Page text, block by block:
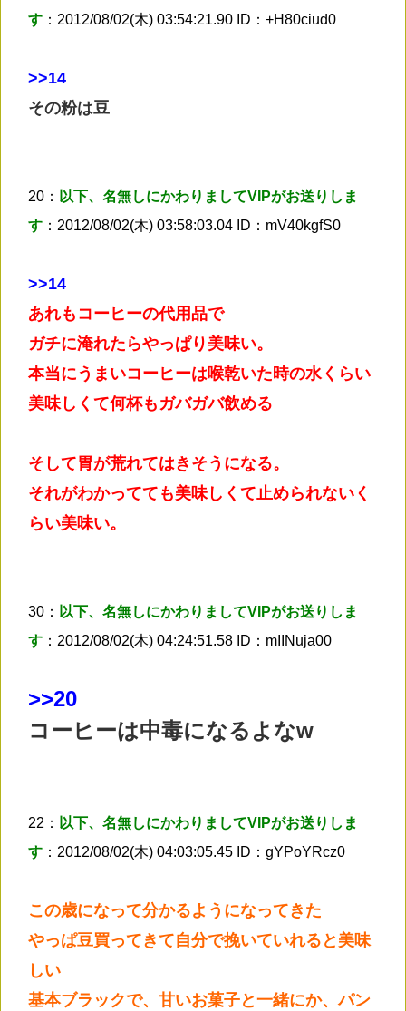
す ：2012/08/02(木) 03:54:21.90 ID：+H80ciud0
>>14
その粉は豆
20： 以下、名無しにかわりましてVIPがお送りしま
す ：2012/08/02(木) 03:58:03.04 ID：mV40kgfS0
>>14
あれもコーヒーの代用品で
ガチに淹れたらやっぱり美味い。
本当にうまいコーヒーは喉乾いた時の水くらい
美味しくて何杯もガバガバ飲める
そして胃が荒れてはきそうになる。
それがわかってても美味しくて止められないく
らい美味い。
30： 以下、名無しにかわりましてVIPがお送りしま
す ：2012/08/02(木) 04:24:51.58 ID：mIINuja00
>>20
コーヒーは中毒になるよなw
22： 以下、名無しにかわりましてVIPがお送りしま
す ：2012/08/02(木) 04:03:05.45 ID：gYPoYRcz0
この歳になって分かるようになってきた
やっぱ豆買ってきて自分で挽いていれると美味
しい
基本ブラックで、甘いお菓子と一緒にか、パン